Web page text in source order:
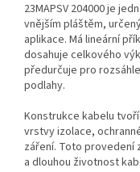
23MAPSV 204000 je
vnějším pláštěm,
aplikace. Má lineární
dosahuje celkového
předurčuje pro
podlahy.
Konstrukce kabelu
vrstvy izolace,
záření. Toto provedení
a dlouhou životnost